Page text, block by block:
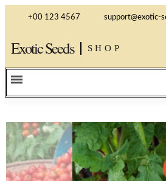
+00 123 4567 support@exotic-
Exotic Seeds SHOP